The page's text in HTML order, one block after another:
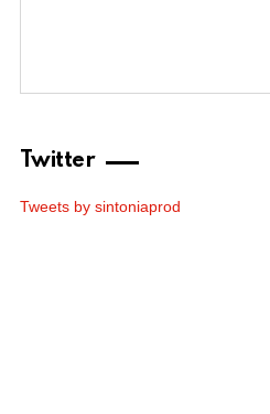
Twitter
Tweets by sintoniaprod